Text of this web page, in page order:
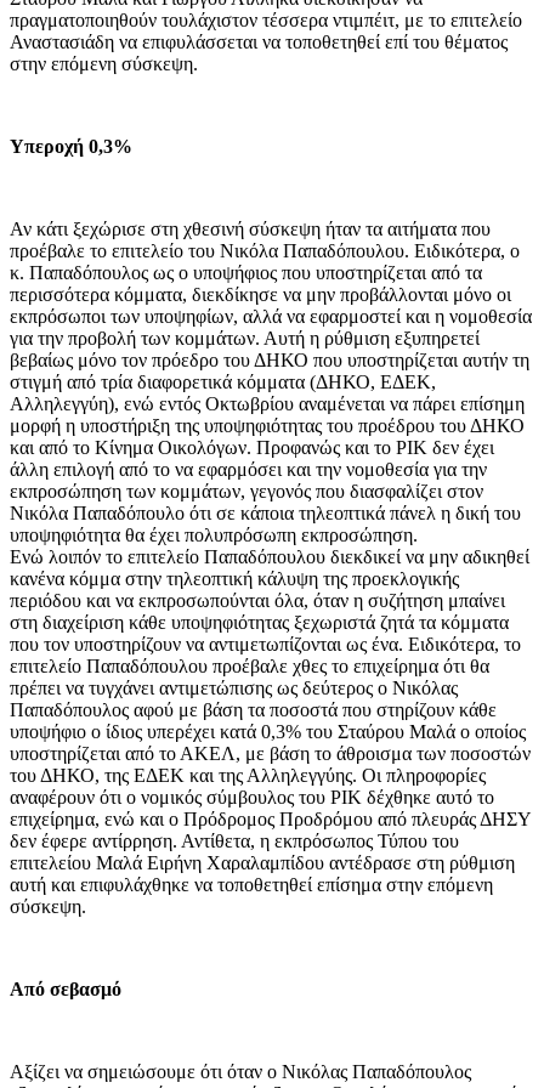
πραγματοποιηθούν τουλάχιστον τέσσερα ντιμπέιτ, με το επιτελείο
Αναστασιάδη να επιφυλάσσεται να τοποθετηθεί επί του θέματος
στην επόμενη σύσκεψη.
Υπεροχή 0,3%
Αν κάτι ξεχώρισε στη χθεσινή σύσκεψη ήταν τα αιτήματα που
προέβαλε το επιτελείο του Νικόλα Παπαδόπουλου. Ειδικότερα, ο
κ. Παπαδόπουλος ως ο υποψήφιος που υποστηρίζεται από τα
περισσότερα κόμματα, διεκδίκησε να μην προβάλλονται μόνο οι
εκπρόσωποι των υποψηφίων, αλλά να εφαρμοστεί και η νομοθεσία
για την προβολή των κομμάτων. Αυτή η ρύθμιση εξυπηρετεί
βεβαίως μόνο τον πρόεδρο του ΔΗΚΟ που υποστηρίζεται αυτήν τη
στιγμή από τρία διαφορετικά κόμματα (ΔΗΚΟ, ΕΔΕΚ,
Αλληλεγγύη), ενώ εντός Οκτωβρίου αναμένεται να πάρει επίσημη
μορφή η υποστήριξη της υποψηφιότητας του προέδρου του ΔΗΚΟ
και από το Κίνημα Οικολόγων. Προφανώς και το ΡΙΚ δεν έχει
άλλη επιλογή από το να εφαρμόσει και την νομοθεσία για την
εκπροσώπηση των κομμάτων, γεγονός που διασφαλίζει στον
Νικόλα Παπαδόπουλο ότι σε κάποια τηλεοπτικά πάνελ η δική του
υποψηφιότητα θα έχει πολυπρόσωπη εκπροσώπηση.
Ενώ λοιπόν το επιτελείο Παπαδόπουλου διεκδικεί να μην αδικηθεί
κανένα κόμμα στην τηλεοπτική κάλυψη της προεκλογικής
περιόδου και να εκπροσωπούνται όλα, όταν η συζήτηση μπαίνει
στη διαχείριση κάθε υποψηφιότητας ξεχωριστά ζητά τα κόμματα
που τον υποστηρίζουν να αντιμετωπίζονται ως ένα. Ειδικότερα, το
επιτελείο Παπαδόπουλου προέβαλε χθες το επιχείρημα ότι θα
πρέπει να τυγχάνει αντιμετώπισης ως δεύτερος ο Νικόλας
Παπαδόπουλος αφού με βάση τα ποσοστά που στηρίζουν κάθε
υποψήφιο ο ίδιος υπερέχει κατά 0,3% του Σταύρου Μαλά ο οποίος
υποστηρίζεται από το ΑΚΕΛ, με βάση το άθροισμα των ποσοστών
του ΔΗΚΟ, της ΕΔΕΚ και της Αλληλεγγύης. Οι πληροφορίες
αναφέρουν ότι ο νομικός σύμβουλος του ΡΙΚ δέχθηκε αυτό το
επιχείρημα, ενώ και ο Πρόδρομος Προδρόμου από πλευράς ΔΗΣΥ
δεν έφερε αντίρρηση. Αντίθετα, η εκπρόσωπος Τύπου του
επιτελείου Μαλά Ειρήνη Χαραλαμπίδου αντέδρασε στη ρύθμιση
αυτή και επιφυλάχθηκε να τοποθετηθεί επίσημα στην επόμενη
σύσκεψη.
Από σεβασμό
Αξίζει να σημειώσουμε ότι όταν ο Νικόλας Παπαδόπουλος